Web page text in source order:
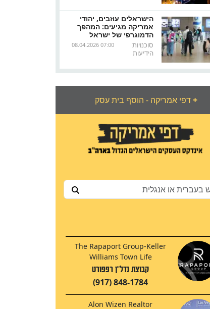
הישראלים עוזבים, יהודי
אמריקה מגיעים: המהפך
הדמוגרפי של ישראל
08.04.2026 07:00
סוכנויות
הידיעות
דפי אמריקה - הוסף בית עסק+
The Rapaport Group-Keller
Williams Town Life
קבוצת נדל"ן רפפורט
(917) 848-1784
Alon Wizen Realtor